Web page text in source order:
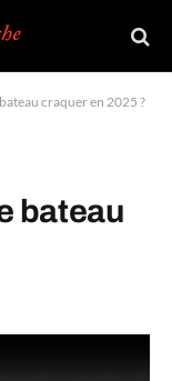
craquer en 2025 ?
bateau